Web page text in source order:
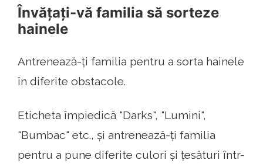
Învățați-vă familia să sorteze
hainele
Antrenează-ți familia pentru a sorta hainele
în diferite obstacole.
Eticheta împiedică "Darks", "Lumini",
"Bumbac" etc., și antrenează-ți familia
pentru a pune diferite culori și țesături într-